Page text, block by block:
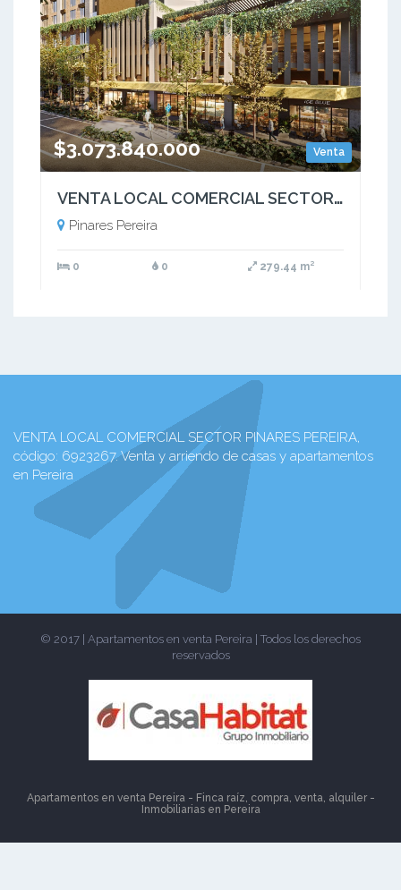
Venta
$3.073.840.000
VENTA LOCAL COMERCIAL SECTOR PINARES PEREIRA
Pinares Pereira
0 0 279.44 m²
VENTA LOCAL COMERCIAL SECTOR PINARES PEREIRA,
código: 6923267. Venta y arriendo de casas y apartamentos
en Pereira
© 2017 | Apartamentos en venta Pereira | Todos los derechos
reservados
Apartamentos en venta Pereira - Finca raíz, compra, venta, alquiler -
Inmobiliarias en Pereira